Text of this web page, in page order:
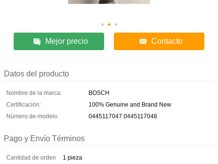
Mejor precio Contacto
Datos del producto
Nombre de la marca:
BOSCH
Certificación:
100% Genuine and Brand New
Número de modelo:
0445117047 0445117048
Pago y Envío Términos
Cantidad de orden
1 pieza